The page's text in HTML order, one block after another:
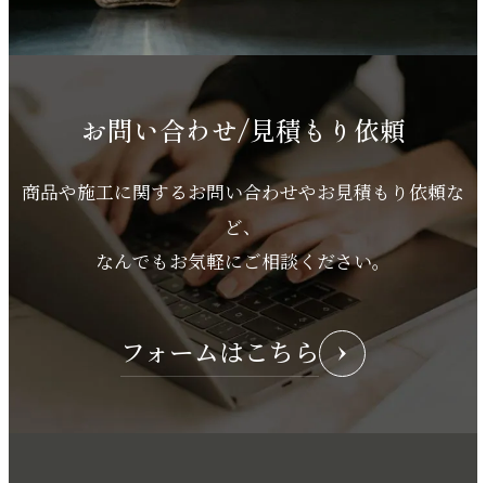
お問い合わせ/見積もり依頼
商品や施工に関するお問い合わせやお見積もり依頼な
ど、
なんでもお気軽にご相談ください。
フォームはこちら